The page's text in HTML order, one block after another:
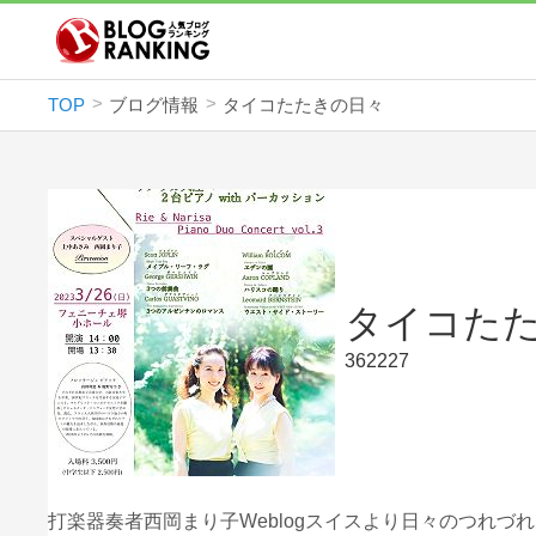
TOP ブログ情報 タイコたたきの日々
タイコた
362227
打楽器奏者西岡まり子Weblogスイスより日々のつれづれ